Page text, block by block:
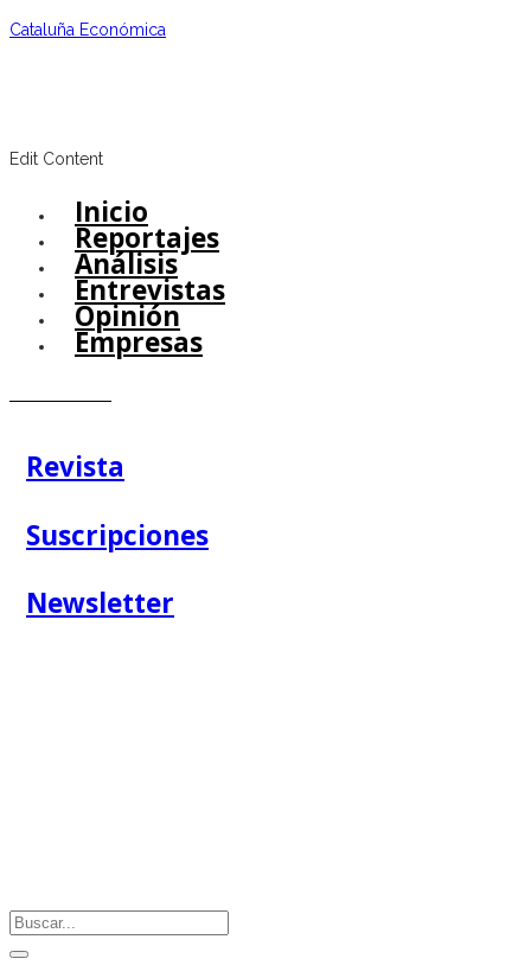
Cataluña Económica
Edit Content
Menu Inicio
Reportajes
Análisis
Entrevistas
Opinión
Empresas
Revista
Suscripciones
Newsletter